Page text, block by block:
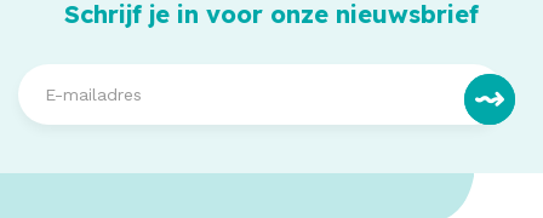
Schrijf je in voor onze nieuwsbrief